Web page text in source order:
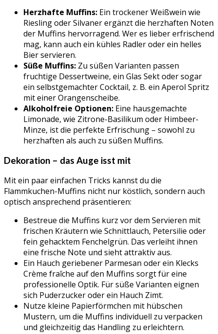
Herzhafte Muffins: Ein trockener Weißwein wie
Riesling oder Silvaner ergänzt die herzhaften Noten
der Muffins hervorragend. Wer es lieber erfrischend
mag, kann auch ein kühles Radler oder ein helles
Bier servieren.
Süße Muffins: Zu süßen Varianten passen
fruchtige Dessertweine, ein Glas Sekt oder sogar
ein selbstgemachter Cocktail, z. B. ein Aperol Spritz
mit einer Orangenscheibe.
Alkoholfreie Optionen: Eine hausgemachte
Limonade, wie Zitrone-Basilikum oder Himbeer-
Minze, ist die perfekte Erfrischung – sowohl zu
herzhaften als auch zu süßen Muffins.
Dekoration – das Auge isst mit
Mit ein paar einfachen Tricks kannst du die
Flammkuchen-Muffins nicht nur köstlich, sondern auch
optisch ansprechend präsentieren:
Bestreue die Muffins kurz vor dem Servieren mit
frischen Kräutern wie Schnittlauch, Petersilie oder
fein gehacktem Fenchelgrün. Das verleiht ihnen
eine frische Note und sieht attraktiv aus.
Ein Hauch geriebener Parmesan oder ein Klecks
Crème fraîche auf den Muffins sorgt für eine
professionelle Optik. Für süße Varianten eignen
sich Puderzucker oder ein Hauch Zimt.
Nutze kleine Papierförmchen mit hübschen
Mustern, um die Muffins individuell zu verpacken
und gleichzeitig das Handling zu erleichtern.